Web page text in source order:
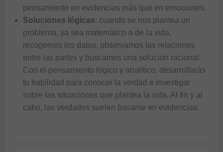
pensamiento en evidencias más que en emociones.
Soluciones lógicas: cuando se nos plantea un
problema, ya sea matemático o de la vida,
recogemos los datos, observamos las relaciones
entre las partes y buscamos una solución racional.
Con el pensamiento lógico y analítico, desarrollarás
tu habilidad para conocer la verdad e investigar
sobre las situaciones que plantea la vida. Al fin y al
cabo, las verdades suelen basarse en evidencias.